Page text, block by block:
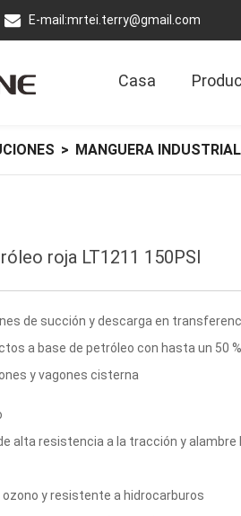
E-mail:mrtei.terry@gmail.com
Casa
> MANGUERA INDUSTRIAL
roja LT1211 150PSI
de succión y descarga en
a base de petróleo con hasta un 50
y vagones cisterna
alta resistencia a la tracción y alambre
ozono y resistente a hidrocarburos